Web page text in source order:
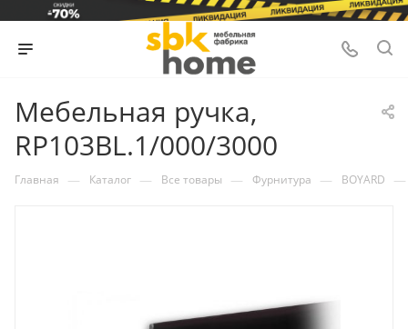
Мебельная ручка,
RP103BL.1/000/3000
Главная — Каталог — Все товары — Фурнитура — BOYARD —